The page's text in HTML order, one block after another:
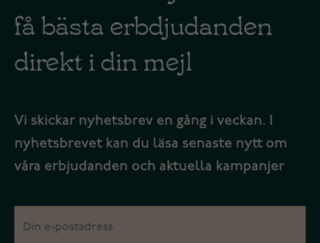
få bästa erbdjudanden
direkt i din mejl
Vi skickar nyhetsbrev en gång i veckan. I
nyhetsbrevet kan du läsa senaste nytt om
våra erbjudanden och aktuella kampanjer